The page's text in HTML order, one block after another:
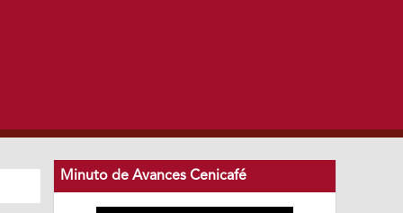
Minuto de Avances Cenicafé